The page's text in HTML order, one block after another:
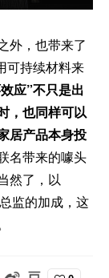
外，也带来了
持续材料来
应”不只是出
，也同样可以
居产品本身投
名带来的噱头
然了，以
监的加成，这